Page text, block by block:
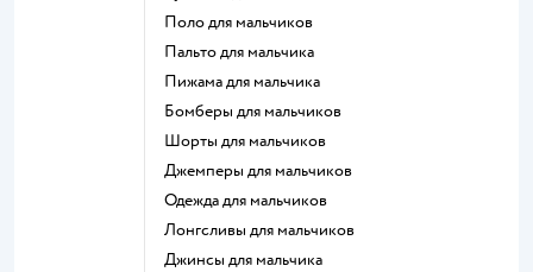
Поло для мальчиков
Пальто для мальчика
Пижама для мальчика
Бомберы для мальчиков
Шорты для мальчиков
Джемперы для мальчиков
Одежда для мальчиков
Лонгсливы для мальчиков
Джинсы для мальчика